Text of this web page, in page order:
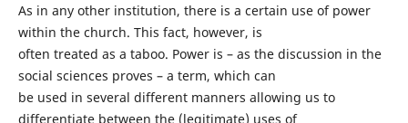
As in any other institution, there is a certain use of power
within the church. This fact, however, is
often treated as a taboo. Power is – as the discussion in the
social sciences proves – a term, which can
be used in several different manners allowing us to
differentiate between the (legitimate) uses of